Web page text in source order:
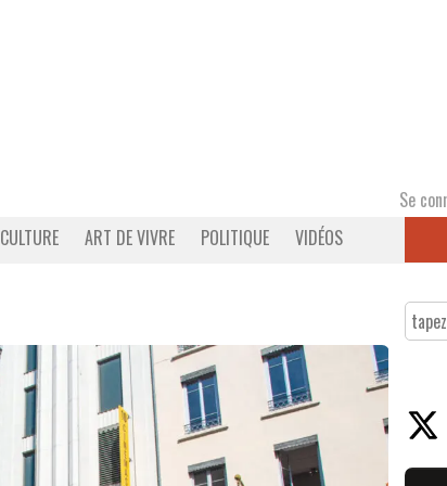
Se
CULTURE ART DE VIVRE POLITIQUE VIDÉOS